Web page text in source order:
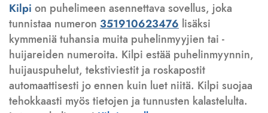
Kilpi on puhelimeen asennettava sovellus, joka
tunnistaa numeron 351910623476 lisäksi
kymmeniä tuhansia muita puhelinmyyjien tai -
huijareiden numeroita. Kilpi estää puhelinmyynnin,
huijauspuhelut, tekstiviestit ja roskapostit
automaattisesti jo ennen kuin luet niitä. Kilpi suojaa
tehokkaasti myös tietojen ja tunnusten kalastelulta.